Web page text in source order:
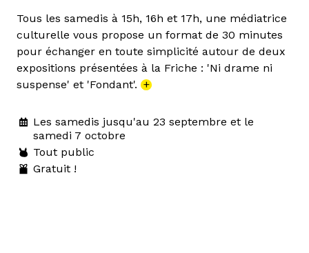
Tous les samedis à 15h, 16h et 17h, une médiatrice
culturelle vous propose un format de 30 minutes
pour échanger en toute simplicité autour de deux
expositions présentées à la Friche : 'Ni drame ni
suspense' et 'Fondant'. +
Les samedis jusqu'au 23 septembre et le
samedi 7 octobre
Tout public
Gratuit !